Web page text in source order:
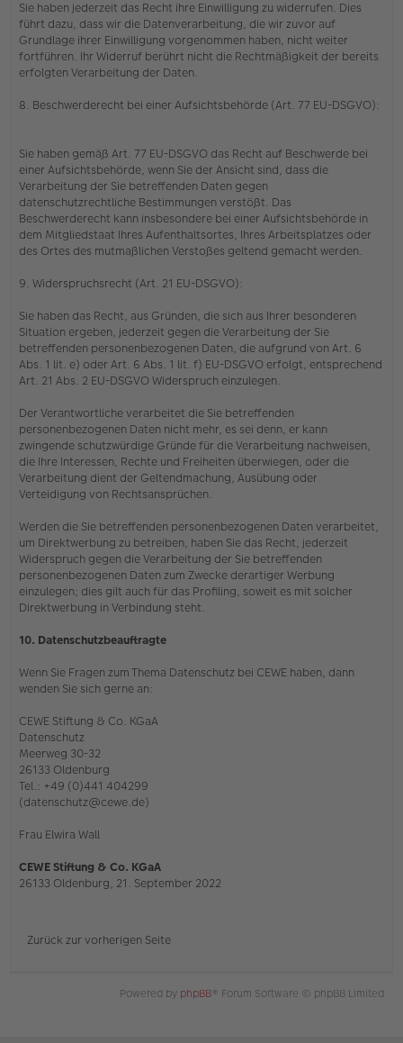
Sie haben jederzeit das Recht ihre Einwilligung zu widerrufen. Dies
führt dazu, dass wir die Datenverarbeitung, die wir zuvor auf
Grundlage ihrer Einwilligung vorgenommen haben, nicht weiter
fortführen. Ihr Widerruf berührt nicht die Rechtmäßigkeit der bereits
erfolgten Verarbeitung der Daten.
8. Beschwerderecht bei einer Aufsichtsbehörde (Art. 77 EU-DSGVO):
Sie haben gemäß Art. 77 EU-DSGVO das Recht auf Beschwerde bei
einer Aufsichtsbehörde, wenn Sie der Ansicht sind, dass die
Verarbeitung der Sie betreffenden Daten gegen
datenschutzrechtliche Bestimmungen verstößt. Das
Beschwerderecht kann insbesondere bei einer Aufsichtsbehörde in
dem Mitgliedstaat Ihres Aufenthaltsortes, Ihres Arbeitsplatzes oder
des Ortes des mutmaßlichen Verstoßes geltend gemacht werden.
9. Widerspruchsrecht (Art. 21 EU-DSGVO):
Sie haben das Recht, aus Gründen, die sich aus Ihrer besonderen
Situation ergeben, jederzeit gegen die Verarbeitung der Sie
betreffenden personenbezogenen Daten, die aufgrund von Art. 6
Abs. 1 lit. e) oder Art. 6 Abs. 1 lit. f) EU-DSGVO erfolgt, entsprechend
Art. 21 Abs. 2 EU-DSGVO Widerspruch einzulegen.
Der Verantwortliche verarbeitet die Sie betreffenden
personenbezogenen Daten nicht mehr, es sei denn, er kann
zwingende schutzwürdige Gründe für die Verarbeitung nachweisen,
die Ihre Interessen, Rechte und Freiheiten überwiegen, oder die
Verarbeitung dient der Geltendmachung, Ausübung oder
Verteidigung von Rechtsansprüchen.
Werden die Sie betreffenden personenbezogenen Daten verarbeitet,
um Direktwerbung zu betreiben, haben Sie das Recht, jederzeit
Widerspruch gegen die Verarbeitung der Sie betreffenden
personenbezogenen Daten zum Zwecke derartiger Werbung
einzulegen; dies gilt auch für das Profiling, soweit es mit solcher
Direktwerbung in Verbindung steht.
10. Datenschutzbeauftragte
Wenn Sie Fragen zum Thema Datenschutz bei CEWE haben, dann
wenden Sie sich gerne an:
CEWE Stiftung & Co. KGaA
Datenschutz
Meerweg 30-32
26133 Oldenburg
Tel.: +49 (0)441 404299
(datenschutz@cewe.de)
Frau Elwira Wall
CEWE Stiftung & Co. KGaA
26133 Oldenburg, 21. September 2022
Zurück zur vorherigen Seite
Powered by phpBB® Forum Software © phpBB Limited